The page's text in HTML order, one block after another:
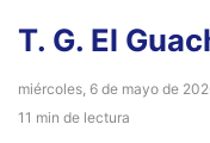
T. G. El
miércoles, 6 de mayo de
11 min de lectura